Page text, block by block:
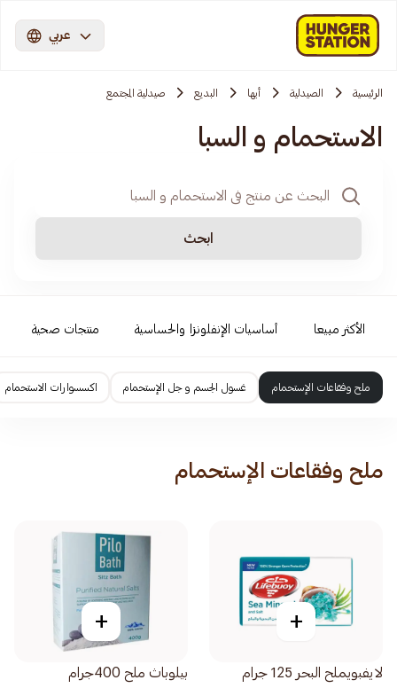
عربي
الرئيسية الصيدلية أبها البديع صيدلية المجتمع
الاستحمام و السبا
ابحث
الأكثر مبيعا أساسيات الإنفلونزا والحساسية منتجات صحية
ملح وفقاعات الإستحمام غسول الجسم و جل الإستحمام اكسسوارات الاستحمام
ملح وفقاعات الإستحمام
+
لايفبويملح البحر 125 جرام
+
بيلوباث ملح 400جرام